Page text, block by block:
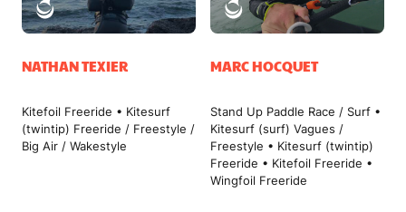
NATHAN TEXIER
Kitefoil Freeride • Kitesurf
(twintip) Freeride / Freestyle /
Big Air / Wakestyle
MARC HOCQUET
Stand Up Paddle Race / Surf •
Kitesurf (surf) Vagues /
Freestyle • Kitesurf (twintip)
Freeride • Kitefoil Freeride •
Wingfoil Freeride